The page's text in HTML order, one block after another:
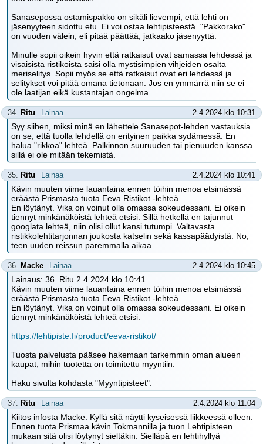
Sanasepossa ostamispakko on sikäli lievempi, että lehti on
jäsenyyteen sidottu etu. Ei voi ostaa lehtipisteestä. "Pakkorako"
on vuoden välein, eli pitää päättää, jatkaako jäsenyyttä.
Minulle sopii oikein hyvin että ratkaisut ovat samassa lehdessä ja
visaisista ristikoista saisi olla mystisimpien vihjeiden osalta
meriselitys. Sopii myös se että ratkaisut ovat eri lehdessä ja
selitykset voi pitää omana tietonaan. Jos en ymmärrä niin se ei
ole laatijan eikä kustantajan ongelma.
34. Ritu Lainaa 2.4.2024 klo 10:31
Syy siihen, miksi minä en lähettele Sanasepot-lehden vastauksia
on se, että tuolla lehdellä on erityinen paikka sydämessä. En
halua "rikkoa" lehteä. Palkinnon suuruuden tai pienuuden kanssa
sillä ei ole mitään tekemistä.
35. Ritu Lainaa 2.4.2024 klo 10:41
Kävin muuten viime lauantaina ennen töihin menoa etsimässä
eräästä Prismasta tuota Eeva Ristikot -lehteä.
En löytänyt. Vika on voinut olla omassa sokeudessani. Ei oikein
tiennyt minkänäköistä lehteä etsisi. Sillä hetkellä en tajunnut
googlata lehteä, niin olisi ollut kansi tutumpi. Valtavasta
ristikkolehtitarjonnan joukosta katselin sekä kassapäädyistä. No,
teen uuden reissun paremmalla aikaa.
36. Macke Lainaa 2.4.2024 klo 10:45
Lainaus: 36. Ritu 2.4.2024 klo 10:41
Kävin muuten viime lauantaina ennen töihin menoa etsimässä
eräästä Prismasta tuota Eeva Ristikot -lehteä.
En löytänyt. Vika on voinut olla omassa sokeudessani. Ei oikein
tiennyt minkänäköistä lehteä etsisi.
https://lehtipiste.fi/product/eeva-ristikot/
Tuosta palvelusta pääsee hakemaan tarkemmin oman alueen
kaupat, mihin tuotetta on toimitettu myyntiin.
Haku sivulta kohdasta "Myyntipisteet".
37. Ritu Lainaa 2.4.2024 klo 11:04
Kiitos infosta Macke. Kyllä sitä näytti kyseisessä liikkeessä olleen.
Ennen tuota Prismaa kävin Tokmannilla ja tuon Lehtipisteen
mukaan sitä olisi löytynyt sieltäkin. Sielläpä en lehtihyllyä